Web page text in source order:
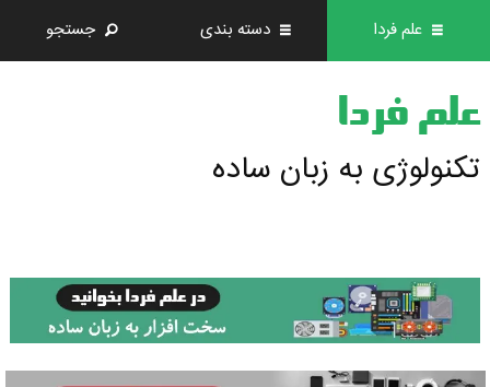
علم فردا دسته بندی جستجو
علم فردا
تکنولوژی به زبان ساده